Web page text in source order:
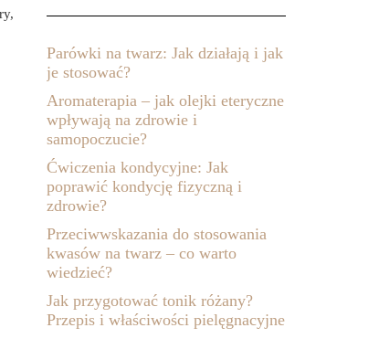
Parówki na twarz: Jak działają i jak
je stosować?
Aromaterapia – jak olejki eteryczne
wpływają na zdrowie i
samopoczucie?
Ćwiczenia kondycyjne: Jak
poprawić kondycję fizyczną i
zdrowie?
Przeciwwskazania do stosowania
kwasów na twarz – co warto
wiedzieć?
Jak przygotować tonik różany?
Przepis i właściwości pielęgnacyjne